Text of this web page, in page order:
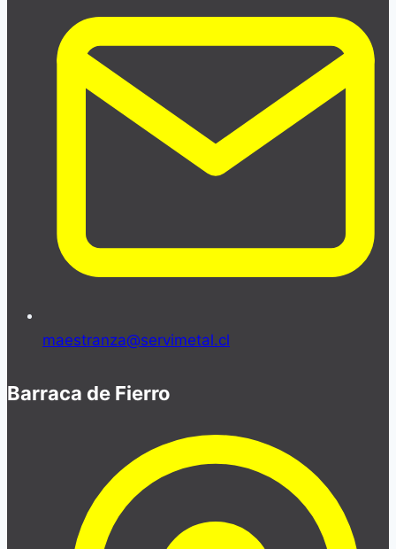
maestranza@servimetal.cl
Barraca de Fierro